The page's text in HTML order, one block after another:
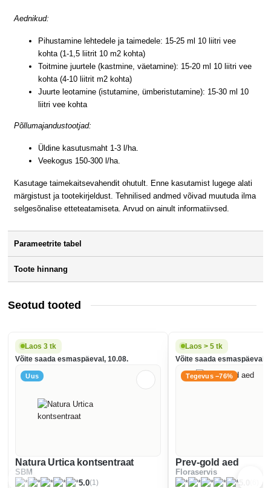
Aednikud:
Pihustamine lehtedele ja taimedele: 15-25 ml 10 liitri vee
kohta (1-1,5 liitrit 10 m2 kohta)
Toitmine juurtele (kastmine, väetamine): 15-20 ml 10 liitri vee
kohta (4-10 liitrit m2 kohta)
Juurte leotamine (istutamine, ümberistutamine): 15-30 ml 10
liitri vee kohta
Põllumajandustootjad:
Üldine kasutusmaht 1-3 l/ha.
Veekogus 150-300 l/ha.
Kasutage taimekaitsevahendit ohutult. Enne kasutamist lugege alati
märgistust ja tootekirjeldust. Tehnilised andmed võivad muutuda ilma
selgesõnalise etteteatamiseta. Arvud on ainult informatiivsed.
Parameetrite tabel
Toote hinnang
Seotud tooted
Laos 3 tk
Võite saada esmaspäeval, 10.08.
Uus
Natura Urtica kontsentraat
SBM
5.0(1)
Laos > 5 tk
Võite saada esmaspäeval,
Tegevus −76%
Prev-gold aed
Floraservis
5.0